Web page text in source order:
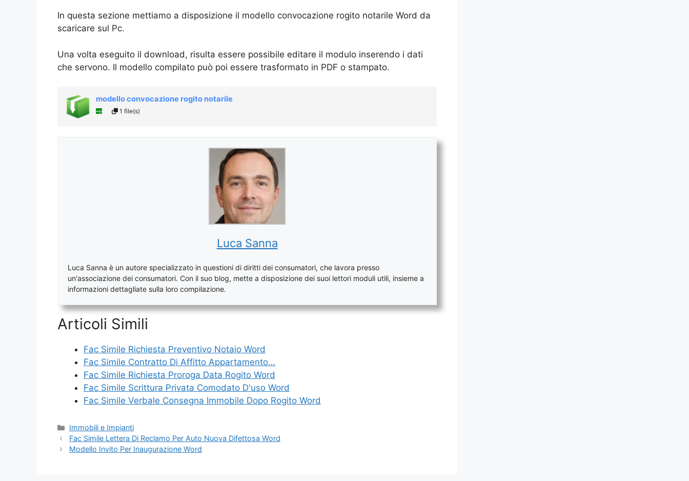
In questa sezione mettiamo a disposizione il modello convocazione rogito notarile Word da
scaricare sul Pc.
Una volta eseguito il download, risulta essere possibile editare il modulo inserendo i dati
che servono. Il modello compilato può poi essere trasformato in PDF o stampato.
modello convocazione rogito notarile
1 file(s)
Luca Sanna
Luca Sanna è un autore specializzato in questioni di diritti dei consumatori, che lavora presso
un'associazione dei consumatori. Con il suo blog, mette a disposizione dei suoi lettori moduli utili, insieme a
informazioni dettagliate sulla loro compilazione.
Articoli Simili
Fac Simile Richiesta Preventivo Notaio Word
Fac Simile Contratto Di Affitto Appartamento…
Fac Simile Richiesta Proroga Data Rogito Word
Fac Simile Scrittura Privata Comodato D'uso Word
Fac Simile Verbale Consegna Immobile Dopo Rogito Word
Categorie
Immobili e Impianti
Fac Simile Lettera Di Reclamo Per Auto Nuova Difettosa Word
Modello Invito Per Inaugurazione Word